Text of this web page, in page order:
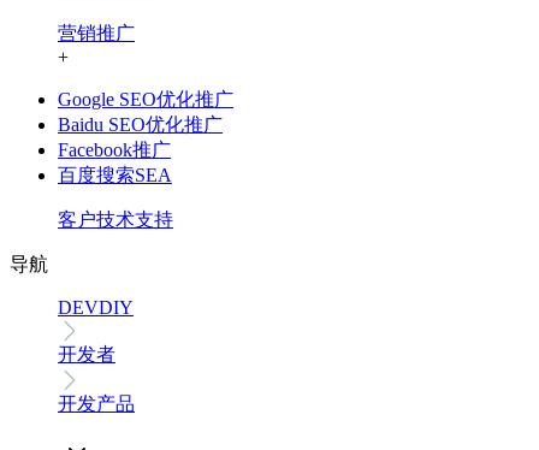
营销推广
+
Google SEO优化推广
Baidu SEO优化推广
Facebook推广
百度搜索SEA
客户技术支持
导航
DEVDIY
开发者
开发产品